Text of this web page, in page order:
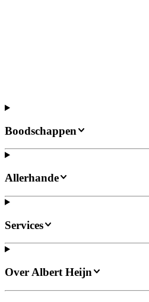
Boodschappen
Allerhande
Services
Over Albert Heijn